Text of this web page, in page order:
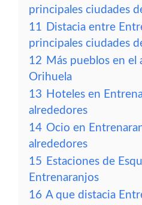
principales ciudades
11 Distacia entre
principales ciudades
12 Más pueblos en
Orihuela
13 Hoteles en
alrededores
14 Ocio en
alrededores
15 Estaciones de
Entrenaranjos
16 A que distacia